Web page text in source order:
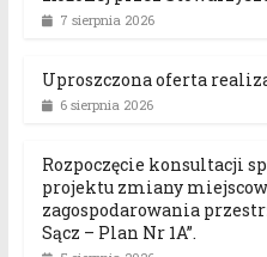
7 sierpnia 2026
Uproszczona oferta
6 sierpnia 2026
Rozpoczęcie konsultacji
projektu zmiany
zagospodarowania
Sącz – Plan Nr 1A”.